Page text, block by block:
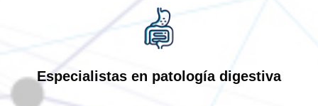
Especialistas en patología digestiva